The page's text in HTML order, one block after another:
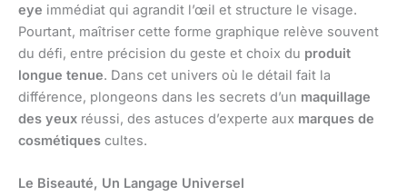
eye immédiat qui agrandit l’œil et structure le visage.
Pourtant, maîtriser cette forme graphique relève souvent
du défi, entre précision du geste et choix du produit
longue tenue. Dans cet univers où le détail fait la
différence, plongeons dans les secrets d’un maquillage
des yeux réussi, des astuces d’experte aux marques de
cosmétiques cultes.
Le Biseauté, Un Langage Universel